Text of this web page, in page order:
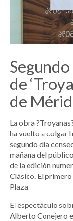
de
de
La obra
ha vuelto a colgar
segundo día
mañana del
de la edición
Clásico. El primero
Plaza.
El espectáculo
Alberto Conejero